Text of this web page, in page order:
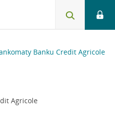
Banku Credit Agricole
Agricole